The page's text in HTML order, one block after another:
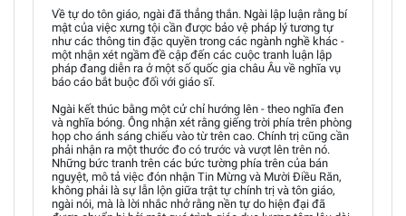
Về tự do tôn giáo, ngài đã thẳng thắn. Ngài lập luận rằng bí
mật của việc xưng tội cần được bảo vệ pháp lý tương tự
như các thông tin đặc quyền trong các ngành nghề khác -
một nhận xét ngầm đề cập đến các cuộc tranh luận lập
pháp đang diễn ra ở một số quốc gia châu Âu về nghĩa vụ
báo cáo bắt buộc đối với giáo sĩ.
Ngài kết thúc bằng một cử chỉ hướng lên - theo nghĩa đen
và nghĩa bóng. Ông nhận xét rằng giếng trời phía trên phòng
họp cho ánh sáng chiếu vào từ trên cao. Chính trị cũng cần
phải nhận ra một thước đo có trước và vượt lên trên nó.
Những bức tranh trên các bức tường phía trên của bán
nguyệt, mô tả việc đón nhận Tin Mừng và Mười Điều Răn,
không phải là sự lẫn lộn giữa trật tự chính trị và tôn giáo,
ngài nói, mà là lời nhắc nhở rằng nền tự do hiện đại đã